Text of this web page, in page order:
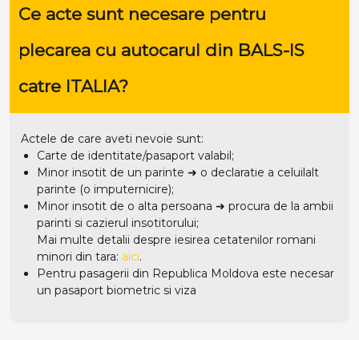
Ce acte sunt necesare pentru
plecarea cu autocarul din BALS-IS
catre ITALIA?
Actele de care aveti nevoie sunt:
Carte de identitate/pasaport valabil;
Minor insotit de un parinte ➜ o declaratie a celuilalt
parinte (o imputernicire);
Minor insotit de o alta persoana ➜ procura de la ambii
parinti si cazierul insotitorului;
Mai multe detalii despre iesirea cetatenilor romani
minori din tara: aici.
Pentru pasagerii din Republica Moldova este necesar
un pasaport biometric si viza